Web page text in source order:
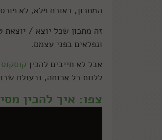
המתכון, באורח פלא, לא
זה מתכון שכל יוצא / יוצאת
ונפלאים בפני עצמם.
אבל לא חייבים להכין קוסקוס
ללוות כל ארוחה, ובעולם
צפו: איך להכין